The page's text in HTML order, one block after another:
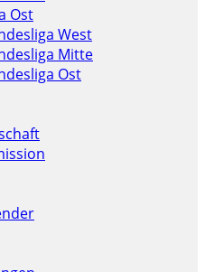
Ost
West
Mitte
Ost